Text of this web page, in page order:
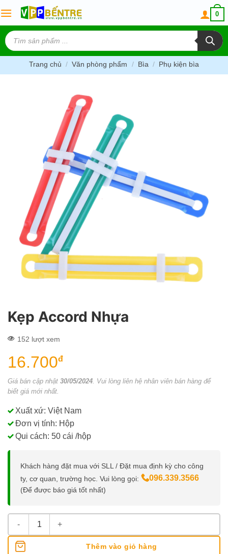
to
content
0
Tìm
kiếm
sản
phẩm
Trang chủ / Văn phòng phẩm / Bìa / Phụ kiện bìa
Kẹp Accord Nhựa
152 lượt xem
16.700đ
Giá bán cập nhật 30/05/2024 . Vui lòng liên hệ nhân viên bán hàng để
biết giá mới nhất.
Xuất xứ: Việt Nam
Đơn vị tính: Hộp
Qui cách: 50 cái /hộp
Khách hàng đặt mua với SLL / Đặt mua định kỳ cho công
ty, cơ quan, trường học. Vui lòng gọi:
096.339.3566
(Để được báo giá tốt nhất)
Kẹp Accord Nhựa số lượng
Thêm vào giỏ hàng